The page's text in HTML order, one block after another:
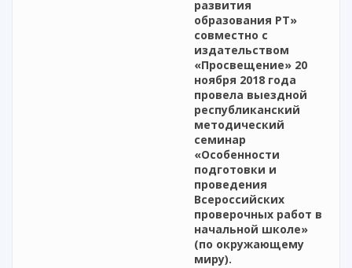
развития
образования РТ»
совместно с
издательством
«Просвещение» 20
ноября 2018 года
провела выездной
республиканский
методический
семинар
«Особенности
подготовки и
проведения
Всероссийских
проверочных работ в
начальной школе»
(по окружающему
миру).